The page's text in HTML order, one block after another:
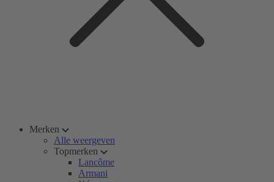
Merken
Alle weergeven
Topmerken
Lancôme
Armani